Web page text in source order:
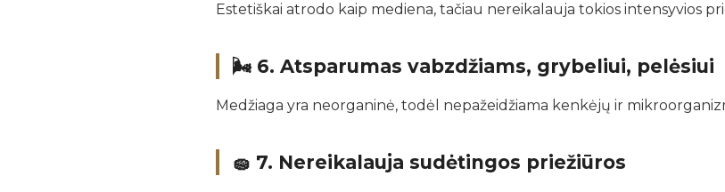
Estetiškai atrodo kaip mediena, tačiau nereikalauja tokios intensyvios
🌬️ 6. Atsparumas vabzdžiams, grybeliui, pelėsiui
Medžiaga yra neorganinė, todėl nepažeidžiama kenkėjų ir
🧽 7. Nereikalauja sudėtingos priežiūros